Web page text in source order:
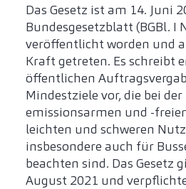
Das Gesetz ist am 14. Juni
Bundesgesetzblatt (BGBl. I
veröffentlicht worden und
Kraft getreten. Es schreibt
öffentlichen
Mindestziele vor, die bei
emissionsarmen und -
leichten und schweren
insbesondere auch für
beachten sind. Das Gesetz
August 2021 und